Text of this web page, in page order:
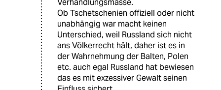
Verhandlungsmasse.
Ob Tschetschenien offiziell oder nicht
unabhängig war macht keinen
Unterschied, weil Russland sich nicht
ans Völkerrecht hält, daher ist es in
der Wahrnehmung der Balten, Polen
etc. auch egal Russland hat bewiesen
das es mit exzessiver Gewalt seinen